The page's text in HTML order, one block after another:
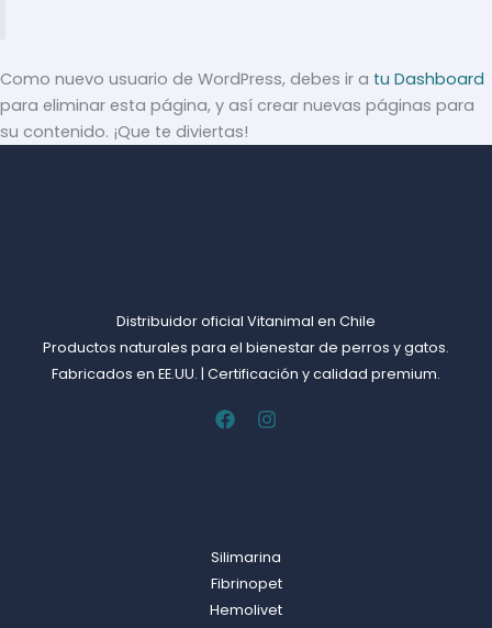
Como nuevo usuario de WordPress, debes ir a tu Dashboard
para eliminar esta página, y así crear nuevas páginas para
su contenido. ¡Que te diviertas!
Distribuidor oficial Vitanimal en Chile
Productos naturales para el bienestar de perros y gatos.
Fabricados en EE.UU. | Certificación y calidad premium.
Silimarina
Fibrinopet
Hemolivet